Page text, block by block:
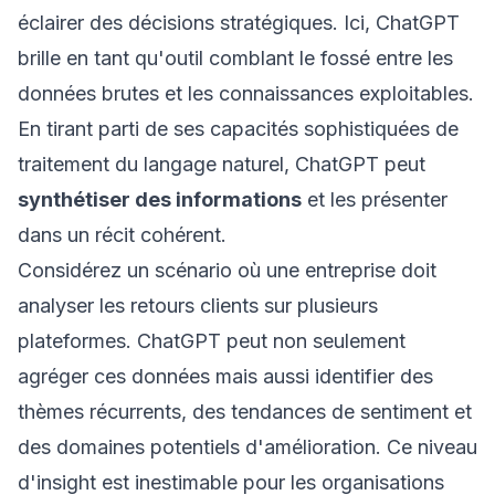
éclairer des décisions stratégiques. Ici, ChatGPT
brille en tant qu'outil comblant le fossé entre les
données brutes et les connaissances exploitables.
En tirant parti de ses capacités sophistiquées de
traitement du langage naturel, ChatGPT peut
synthétiser des informations et les présenter
dans un récit cohérent.
Considérez un scénario où une entreprise doit
analyser les retours clients sur plusieurs
plateformes. ChatGPT peut non seulement
agréger ces données mais aussi identifier des
thèmes récurrents, des tendances de sentiment et
des domaines potentiels d'amélioration. Ce niveau
d'insight est inestimable pour les organisations